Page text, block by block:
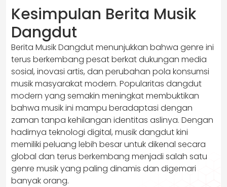
Kesimpulan Berita Musik
Dangdut
Berita Musik Dangdut menunjukkan bahwa genre ini
terus berkembang pesat berkat dukungan media
sosial, inovasi artis, dan perubahan pola konsumsi
musik masyarakat modern. Popularitas dangdut
modern yang semakin meningkat membuktikan
bahwa musik ini mampu beradaptasi dengan
zaman tanpa kehilangan identitas aslinya. Dengan
hadirnya teknologi digital, musik dangdut kini
memiliki peluang lebih besar untuk dikenal secara
global dan terus berkembang menjadi salah satu
genre musik yang paling dinamis dan digemari
banyak orang.